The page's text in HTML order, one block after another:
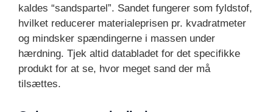
kaldes “sandspartel”. Sandet fungerer som fyldstof,
hvilket reducerer materialeprisen pr. kvadratmeter
og mindsker spændingerne i massen under
hærdning. Tjek altid databladet for det specifikke
produkt for at se, hvor meget sand der må
tilsættes.